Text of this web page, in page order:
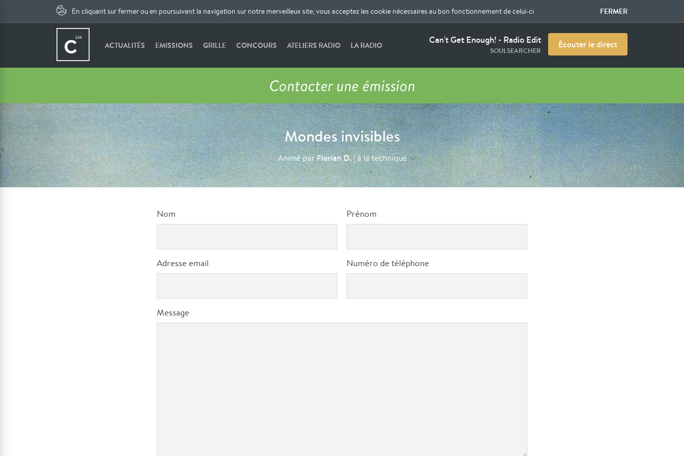
En cliquant sur fermer ou en poursuivant la navigation sur notre merveilleux site, vous acceptez les cookie nécessaires au bon fonctionnement de celui-ci FERMER
ACTUALITÉS EMISSIONS GRILLE CONCOURS ATELIERS RADIO LA RADIO Can't Get Enough! - Radio Edit
SOULSEARCHER
Écouter le direct
Contacter une émission
Mondes invisibles
Animé par Florian D.| à la technique
Nom Prénom
Adresse email Numéro de téléphone
Message